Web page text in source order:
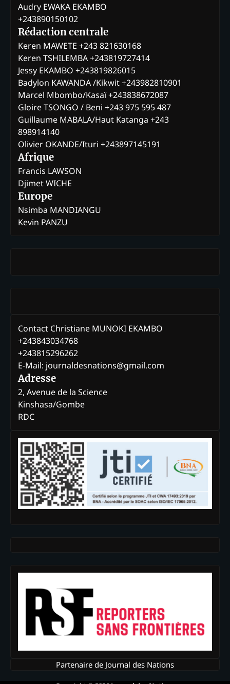
Audry EWAKA EKAMBO
+243890150102
Rédaction centrale
Keren MAWETE +243 821630168
Keren TSHILEMBA +243819727414
Jessy EKAMBO +243819826015
Badylon KAWANDA /Kikwit +243982810901
Marcel Mbombo/Kasaï +243838672087
Gloire TSONGO / Beni +243 975 595 487
Guillaume MABALA/Haut Katanga +243
898914140
Olivier OKANDE/Ituri +243897145191
Afrique
Francis LAWSON
Djimet WICHE
Europe
Nsimba MANDIANGU
Kevin PANZU
Contact Christiane MUNOKI EKAMBO
+243843034768
+243815296262
E-Mail: journaldesnations@gmail.com
Adresse
2, Avenue de la Science
Kinshasa/Gombe
RDC
Partenaire de Journal des Nations